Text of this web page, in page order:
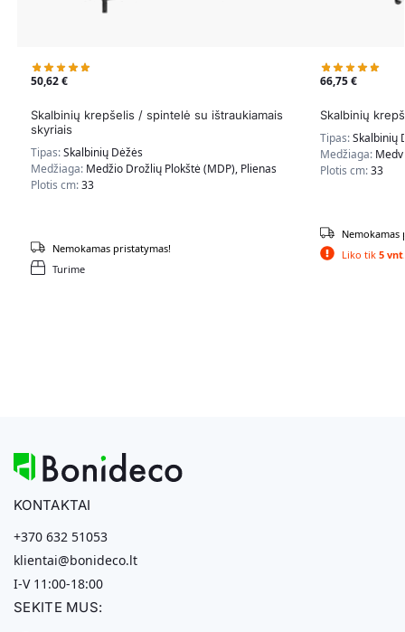
50,62€
Skalbinių krepšelis / spintelė su ištraukiamais
skyriais
Tipas:Skalbinių Dėžės
Medžiaga: Medžio Drožlių Plokštė (MDP), Plienas
Plotis cm:33
Turime
Nemokamas pristatymas!
66,75€
Skalbinių
Tipas:Skalbinių
Medžiaga:
Plotis cm:33
Liko tik 5 vnt.
Nemokamas
KONTAKTAI
+370 632 51053
klientai@bonideco.lt
I-V 11:00-18:00
SEKITE MUS: